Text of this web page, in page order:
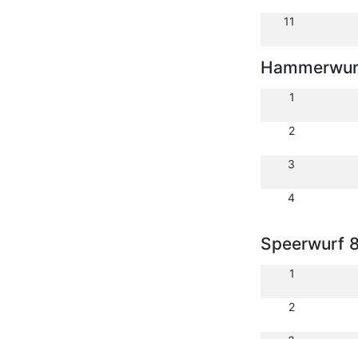
11
1
2
3
4
Speerwurf
1
2